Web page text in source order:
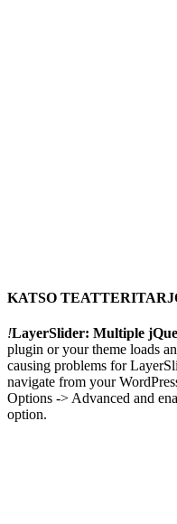
KATSO
!LayerSlider: Multiple
plugin or your theme loads
causing problems for
navigate from your
Options -> Advanced and
option.